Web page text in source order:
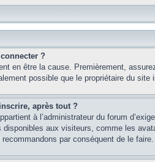
?
en être la cause. Premièrement,
possible que le propriétaire du
après tout ?
à l’administrateur du forum
aux visiteurs, comme les
par conséquent de le faire.